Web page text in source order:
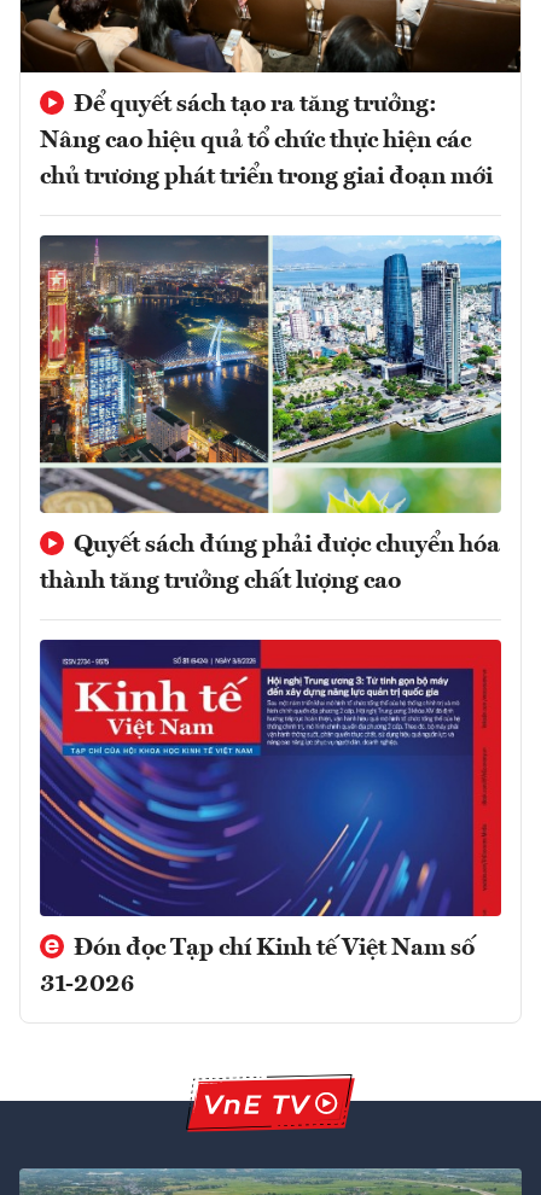
Để quyết sách tạo ra tăng trưởng:
Nâng cao hiệu quả tổ chức thực hiện các
chủ trương phát triển trong giai đoạn mới
Quyết sách đúng phải được chuyển hóa
thành tăng trưởng chất lượng cao
Đón đọc Tạp chí Kinh tế Việt Nam số
31-2026